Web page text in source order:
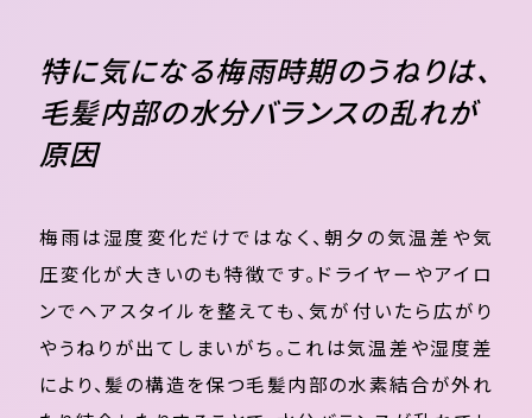
特に気になる梅雨時期のうねりは、
毛髪内部の水分バランスの乱れが
原因
梅雨は湿度変化だけではなく、朝夕の気温差や気
圧変化が大きいのも特徴です。ドライヤーやアイロ
ンでヘアスタイルを整えても、気が付いたら広がり
やうねりが出てしまいがち。これは気温差や湿度差
により、髪の構造を保つ毛髪内部の水素結合が外れ